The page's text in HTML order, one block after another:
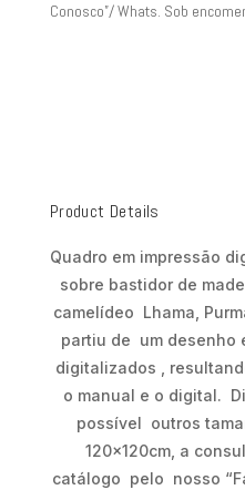
Conosco”/ Whats. Sob
Product Details
Quadro em impressão
sobre bastidor de
camelídeo Lhama,
partiu de um desenho
digitalizados ,
o manual e o digital.
possível outros
120x120cm, a
catálogo pelo nosso